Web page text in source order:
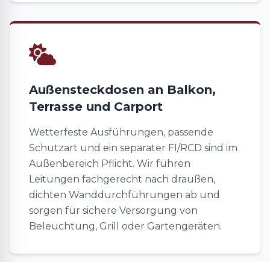
Außensteckdosen an Balkon,
Terrasse und Carport
Wetterfeste Ausführungen, passende
Schutzart und ein separater FI/RCD sind im
Außenbereich Pflicht. Wir führen
Leitungen fachgerecht nach draußen,
dichten Wanddurchführungen ab und
sorgen für sichere Versorgung von
Beleuchtung, Grill oder Gartengeräten.